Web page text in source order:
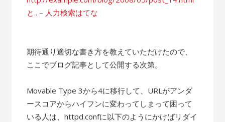
と.. – 人力検索はてな
期待通り適切な書き方を教えていただけたので、
ここでブログ記事として公開する次第。
Movable Type 3から4に移行して、URLがアンダ
ースコアからハイフンに変わってしまって困って
いる人は、httpd.confに以下のようにかけばリダイ